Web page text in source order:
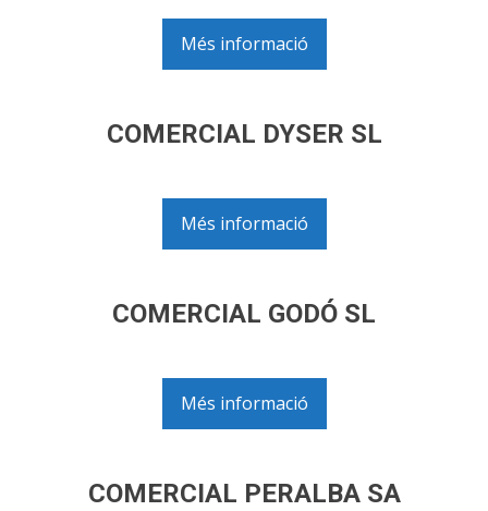
Més informació
COMERCIAL DYSER SL
Més informació
COMERCIAL GODÓ SL
Més informació
COMERCIAL PERALBA SA